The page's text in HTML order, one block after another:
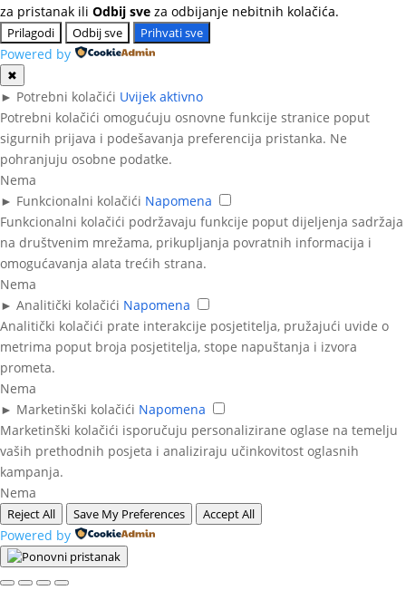
za pristanak ili Odbij sve za odbijanje nebitnih kolačića.
Prilagodi Odbij sve Prihvati sve
Powered by
✖
► Potrebni kolačići Uvijek aktivno
Potrebni kolačići omogućuju osnovne funkcije stranice poput
sigurnih prijava i podešavanja preferencija pristanka. Ne
pohranjuju osobne podatke.
Nema
► Funkcionalni kolačići Napomena
Funkcionalni kolačići podržavaju funkcije poput dijeljenja sadržaja
na društvenim mrežama, prikupljanja povratnih informacija i
omogućavanja alata trećih strana.
Nema
► Analitički kolačići Napomena
Analitički kolačići prate interakcije posjetitelja, pružajući uvide o
metrima poput broja posjetitelja, stope napuštanja i izvora
prometa.
Nema
► Marketinški kolačići Napomena
Marketinški kolačići isporučuju personalizirane oglase na temelju
vaših prethodnih posjeta i analiziraju učinkovitost oglasnih
kampanja.
Nema
Reject All Save My Preferences Accept All
Powered by